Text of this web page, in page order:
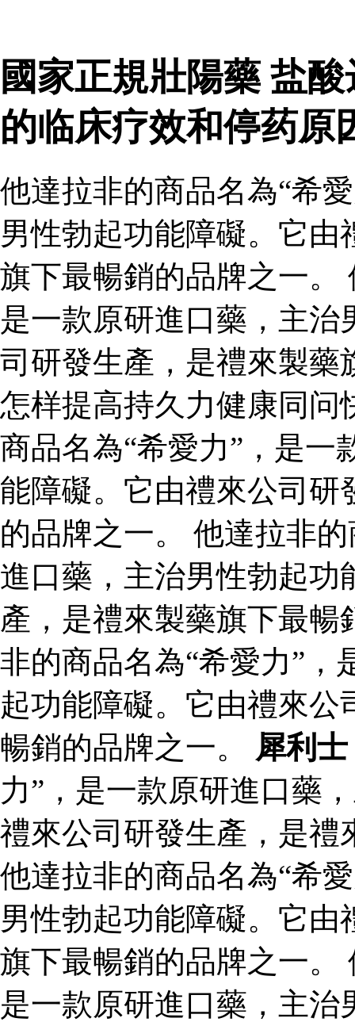
國家正規壯陽藥 盐
的临床疗效和停药原
他達拉非的商品名為“希
男性勃起功能障礙。它
旗下最暢銷的品牌之一。
是一款原研進口藥，主
司研發生產，是禮來製藥
怎样提高持久力健康同
商品名為“希愛力”，是一
能障礙。它由禮來公司研
的品牌之一。 他達拉非
進口藥，主治男性勃起功
產，是禮來製藥旗下最
非的商品名為“希愛力”，
起功能障礙。它由禮來
暢銷的品牌之一。 犀利士
力”，是一款原研進口藥
禮來公司研發生產，是禮
他達拉非的商品名為“希
男性勃起功能障礙。它
旗下最暢銷的品牌之一。
是一款原研進口藥，主